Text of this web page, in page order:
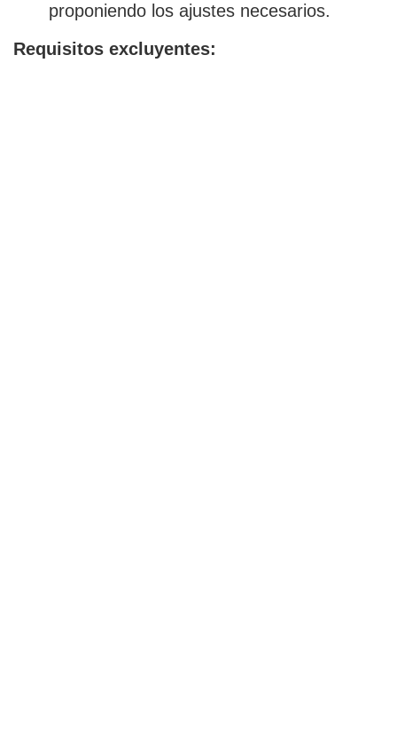
proponiendo los ajustes necesarios.
Requisitos excluyentes: